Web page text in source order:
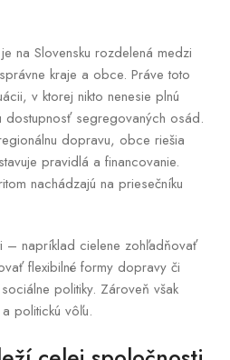
na Slovensku rozdelená medzi
kraje a obce. Práve toto
v ktorej nikto nenesie plnú
segregovaných osád.
dopravu, obce riešia
pravidlá a financovanie.
nachádzajú na priesečníku
– napríklad cielene zohľadňovať
flexibilné formy dopravy či
politiky. Zároveň však
politickú vôľu.